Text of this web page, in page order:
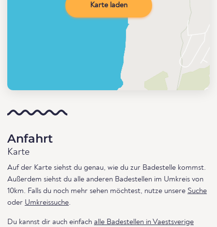
Karte laden
Anfahrt
Karte
Auf der Karte siehst du genau, wie du zur Badestelle kommst.
Außerdem siehst du alle anderen Badestellen im Umkreis von
10km. Falls du noch mehr sehen möchtest, nutze unsere Suche
oder Umkreissuche.
Du kannst dir auch einfach alle Badestellen in Vaestsverige